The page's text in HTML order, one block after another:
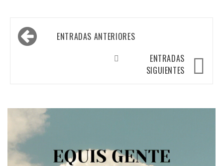
Navegación
de
ENTRADAS ANTERIORES
ENTRADAS
SIGUIENTES